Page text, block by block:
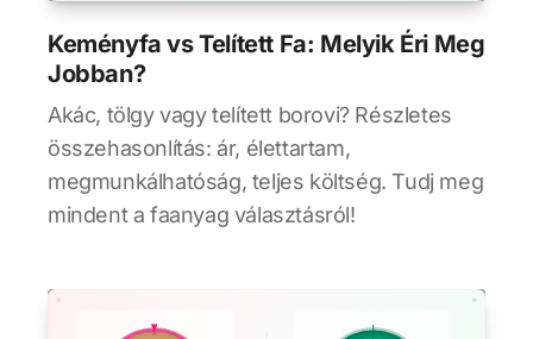
Keményfa vs Telített Fa: Melyik Éri Meg
Jobban?
Akác, tölgy vagy telített borovi? Részletes
összehasonlítás: ár, élettartam,
megmunkálhatóság, teljes költség. Tudj meg
mindent a faanyag választásról!